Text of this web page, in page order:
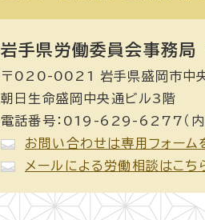
岩手県労働委員会事務局
〒020-0021 岩手県盛岡市中
朝日生命盛岡中央通ビル3階
電話番号：019-629-6277（
お問い合わせは専用フォーム
メールによる労働相談はこち